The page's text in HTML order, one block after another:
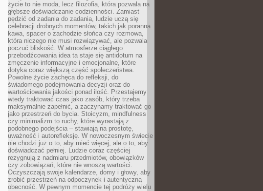
życie to nie moda, lecz filozofia, która pozwala na
głębsze doświadczanie codzienności. Zamiast
pędzić od zadania do zadania, ludzie uczą się
celebracji drobnych momentów, takich jak poranna
kawa, spacer o zachodzie słońca czy rozmowa,
która niczego nie musi rozwiązywać, ale pozwala
poczuć bliskość. W atmosferze ciągłego
przebodźcowania idea ta staje się antidotum na
zmęczenie informacyjne i emocjonalne, które
dotyka coraz większą część społeczeństwa.
Powolne życie zachęca do refleksji, do
świadomego podejmowania decyzji oraz do
wartościowania jakości ponad ilość. Przestajemy
wtedy traktować czas jako zasób, który trzeba
maksymalnie zapełnić, a zaczynamy traktować go
jako przestrzeń do bycia. Stoicyzm, mindfulness
czy minimalizm to ruchy, które wyrastają z
podobnego podejścia – stawiają na prostotę,
uważność i autorefleksję. W nowoczesnym świecie
nie chodzi już o to, aby mieć więcej, ale o to, aby
doświadczać pełniej. Ludzie coraz częściej
rezygnują z nadmiaru przedmiotów, obowiązków
czy zobowiązań, które nie wnoszą wartości.
Oczyszczają swoje kalendarze, domy i głowy, aby
zrobić przestrzeń na odpoczynek i autentyczną
obecność. W pewnym momencie tej podróży wielu